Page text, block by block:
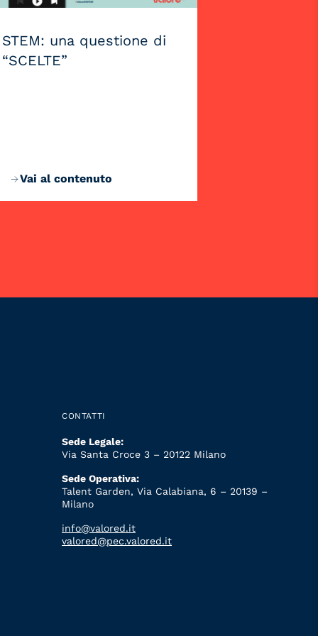
STEM: una questione di
“SCELTE”
Vai al contenuto
CONTATTI
Sede Legale:
Via Santa Croce 3 – 20122 Milano
Sede Operativa:
Talent Garden, Via Calabiana, 6 – 20139 –
Milano
info@valored.it
valored@pec.valored.it